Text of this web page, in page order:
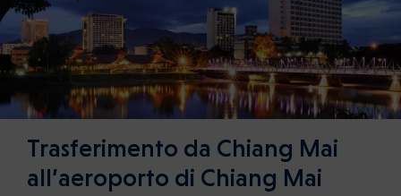
Trasferimento da Chiang Mai
all’aeroporto di Chiang Mai